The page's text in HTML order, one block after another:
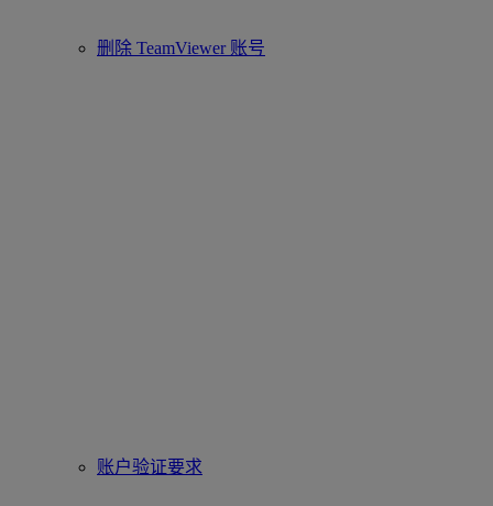
删除 TeamViewer 账号
账户验证要求